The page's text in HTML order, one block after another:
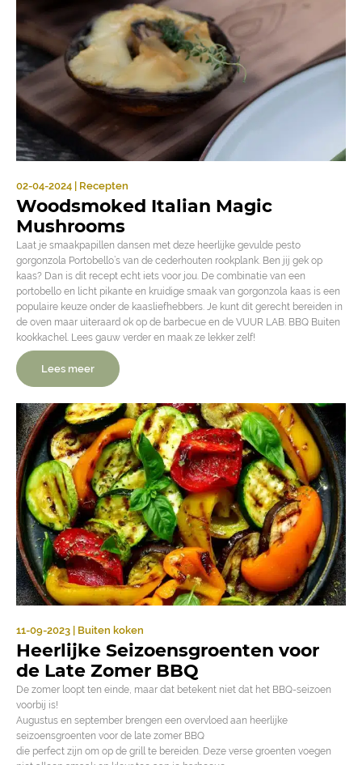
02-04-2024 | Recepten
Woodsmoked Italian Magic
Mushrooms
Laat je smaakpapillen dansen met deze heerlijke gevulde pesto
gorgonzola Portobello’s van de cederhouten rookplank. Ben jij gek op
kaas? Dan is dit recept echt iets voor jou. De combinatie van een
portobello en licht pikante en kruidige smaak van gorgonzola kaas is een
populaire keuze onder de kaasliefhebbers. Je kunt dit gerecht bereiden in
de oven maar uiteraard ok op de barbecue en de VUUR LAB. BBQ Buiten
kookkachel. Lees gauw verder en maak ze lekker zelf!
Lees meer
11-09-2023 | Buiten koken
Heerlijke Seizoensgroenten voor
de Late Zomer BBQ
De zomer loopt ten einde, maar dat betekent niet dat het BBQ-seizoen
voorbij is!
Augustus en september brengen een overvloed aan heerlijke
seizoensgroenten voor de late zomer BBQ
die perfect zijn om op de grill te bereiden. Deze verse groenten voegen